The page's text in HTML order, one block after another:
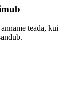
teada, kui